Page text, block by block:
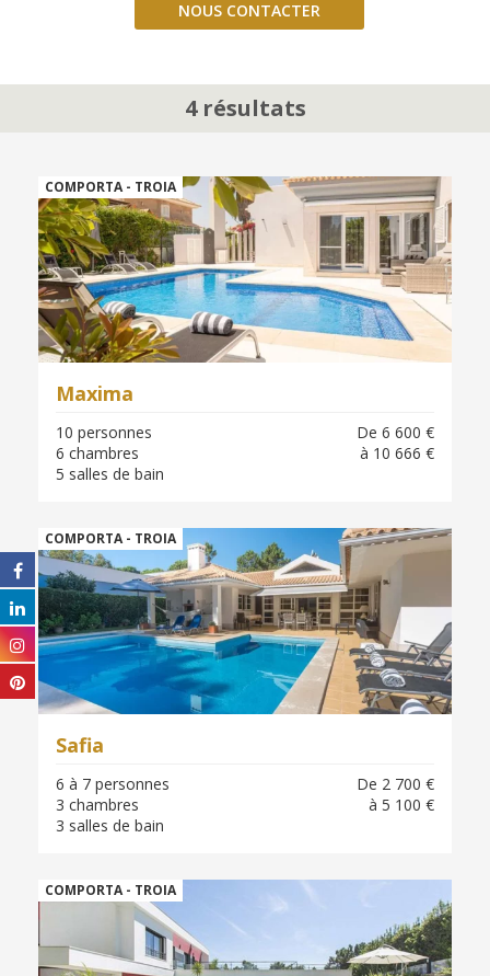
NOUS CONTACTER
4 résultats
COMPORTA - TROIA
Maxima
De 6 600 €
à 10 666 €
10 personnes
6 chambres
5 salles de bain
COMPORTA - TROIA
Safia
De 2 700 €
à 5 100 €
6 à 7 personnes
3 chambres
3 salles de bain
COMPORTA - TROIA